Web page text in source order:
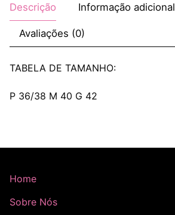
Descrição Informação adicional
Avaliações (0)
TABELA DE TAMANHO:
P 36/38 M 40 G 42
Home
Sobre Nós